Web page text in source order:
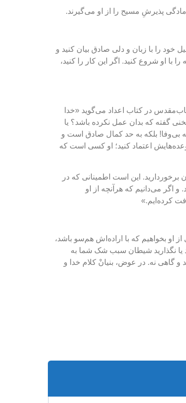
آمادگی پذیرشِ مسیح را از او می‌گیرند.
را با زبان و دلی صادق بیان کنید و
با او شروع کنید. اگر این کار را کنید،
در کتاب اعداد می‌گوید «خدا
گفته که بدان عمل نکرده باشد؟ یا
(۱۹:۲۳) خدا نه دروغگوست و نه بی‌وفا! بلکه به حد کمال صادق است و
وعده‌هایش اعتماد کنید؛ او کسی است که
برخوردارید. این است اطمینانی که در
اگر می‌دانیم که هرآنچه از او
کرده‌ایم.»
او بخواهیم که با اراده‌اش هم‌سو باشد،
یا نگذارید شیطان سبب شک شما به
و گاهی نه. در عوض، بنیانْ کلام خدا و